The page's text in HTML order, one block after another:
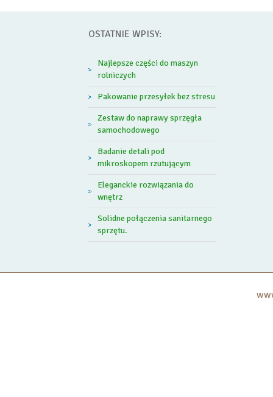
OSTATNIE WPISY:
Najlepsze części do maszyn
rolniczych
Pakowanie przesyłek bez stresu
Zestaw do naprawy sprzęgła
samochodowego
Badanie detali pod
mikroskopem rzutującym
Eleganckie rozwiązania do
wnętrz
Solidne połączenia sanitarnego
sprzętu.